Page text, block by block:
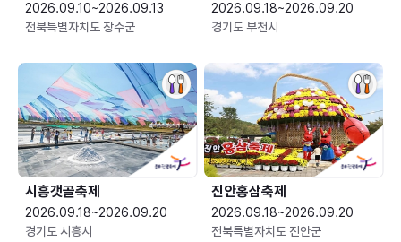
2026.09.10~2026.09.13
전북특별자치도 장수군
2026.09.18~2026.09.20
경기도 부천시
시흥갯골축제
2026.09.18~2026.09.20
경기도 시흥시
진안홍삼축제
2026.09.18~2026.09.20
전북특별자치도 진안군